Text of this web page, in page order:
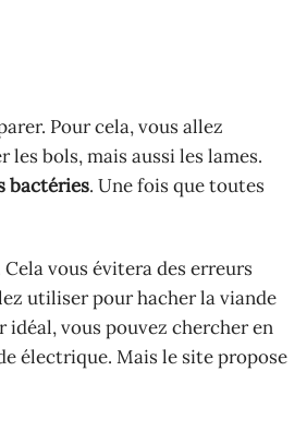
Pour cela, vous allez
les bols, mais aussi les lames.
bactéries. Une fois que toutes
Cela vous évitera des erreurs
utiliser pour hacher la viande
idéal, vous pouvez chercher en
électrique. Mais le site propose